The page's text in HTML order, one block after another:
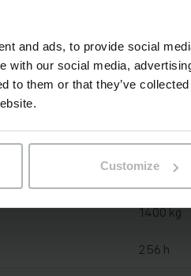
and ads, to provide social
with our social media,
to them or that they’ve
Customize
Lithium-
210 mm
1400 kg
256 h